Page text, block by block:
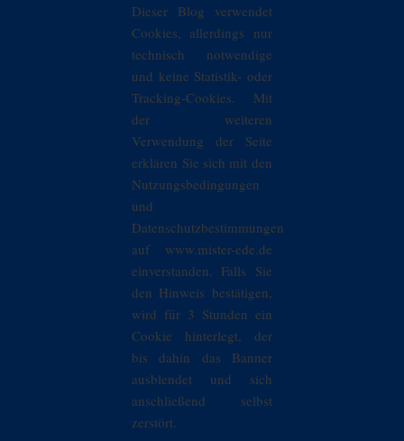
Dieser Blog verwendet
Cookies, allerdings nur
technisch notwendige
und keine Statistik- oder
Tracking-Cookies. Mit
der weiteren
Verwendung der Seite
erklären Sie sich mit den
Nutzungsbedingungen
und
Datenschutzbestimmungen
auf www.mister-ede.de
einverstanden. Falls Sie
den Hinweis bestätigen,
wird für 3 Stunden ein
Cookie hinterlegt, der
bis dahin das Banner
ausblendet und sich
anschließend selbst
zerstört.